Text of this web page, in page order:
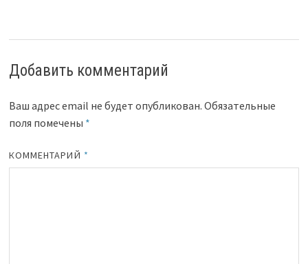
Добавить комментарий
Ваш адрес email не будет опубликован. Обязательные
поля помечены *
КОММЕНТАРИЙ *